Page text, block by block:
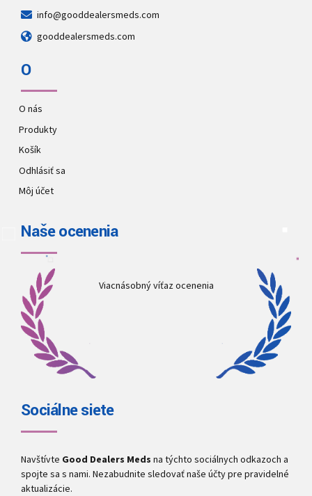
info@gooddealersmeds.com
gooddealersmeds.com
O
O nás
Produkty
Košík
Odhlásiť sa
Môj účet
Naše ocenenia
Viacnásobný víťaz ocenenia
Sociálne siete
Navštívte Good Dealers Meds na týchto sociálnych odkazoch a
spojte sa s nami. Nezabudnite sledovať naše účty pre pravidelné
aktualizácie.